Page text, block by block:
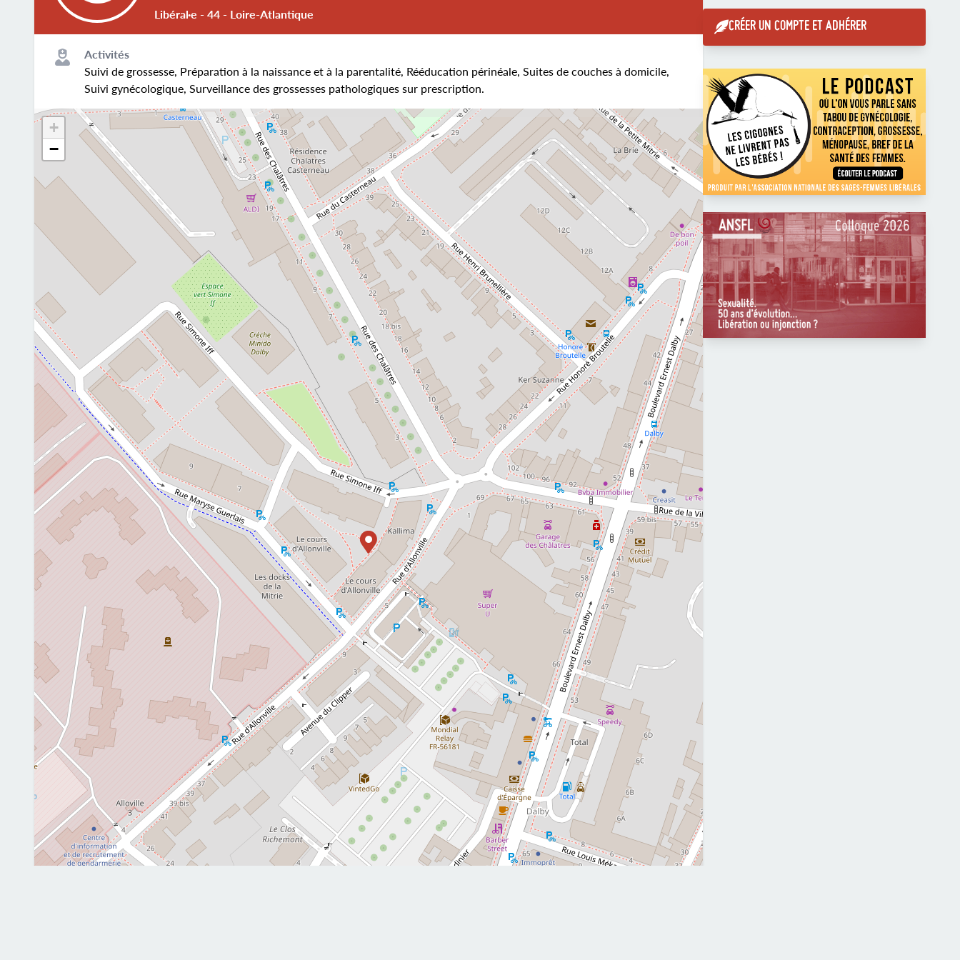
Libéral·e - 44 - Loire-Atlantique
Activités
Suivi de grossesse, Préparation à la naissance et à la parentalité, Rééducation périnéale, Suites de couches à domicile,
Suivi gynécologique, Surveillance des grossesses pathologiques sur prescription.
+
−
CRÉER UN COMPTE ET ADHÉRER